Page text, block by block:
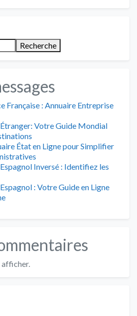
Recherche
Française : Annuaire Entreprise
Votre Guide Mondial
État en Ligne pour Simplifier
Inversé : Identifiez les
: Votre Guide en Ligne
afficher.